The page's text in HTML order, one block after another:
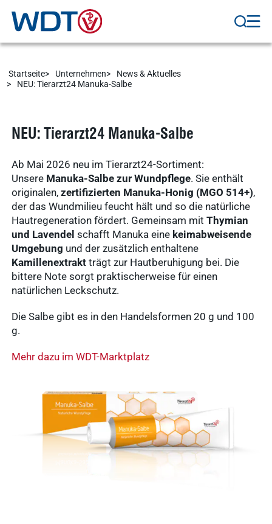
Ergebnisse
anzeigen
Nachhaltigkeit
Ergebnisse
anzeigen
Startseite Unternehmen
News & Aktuelles
NEU: Tierarzt24 Manuka-Salbe
NEU: Tierarzt24 Manuka-Salbe
Ab Mai 2026 neu im Tierarzt24-Sortiment:
Unsere Manuka-Salbe zur Wundpflege. Sie enthält
originalen,zertifizierten Manuka-Honig (MGO 514+),
der das Wundmilieu feucht hält und so die natürliche
Hautregeneration fördert. Gemeinsam mitThymian
und Lavendelschafft Manuka eine keimabweisende
Umgebung und der zusätzlich enthaltene
Kamillenextraktträgt zur Hautberuhigung bei. Die
bittere Note sorgt praktischerweise für einen
natürlichen Leckschutz.
Die Salbe gibt es in den Handelsformen 20 g und 100
g.
Mehr dazu im WDT-Marktplatz